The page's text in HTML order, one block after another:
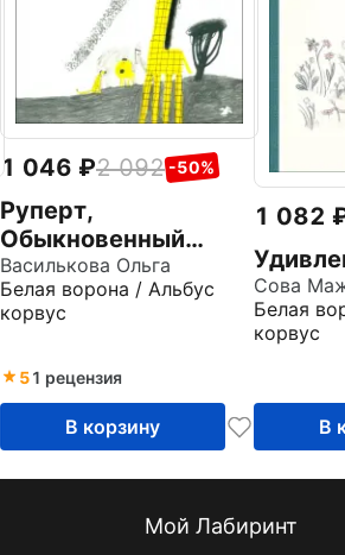
1 046 2 092 -50%
Руперт,
Обыкновенный
жираф
Василькова Ольга
Белая ворона / Альбус
корвус
51 рецензия
В корзину
1 082
Сова
Белая
корвус
В
Мой Лабиринт